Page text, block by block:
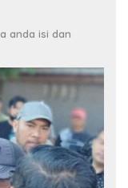
anda isi dan